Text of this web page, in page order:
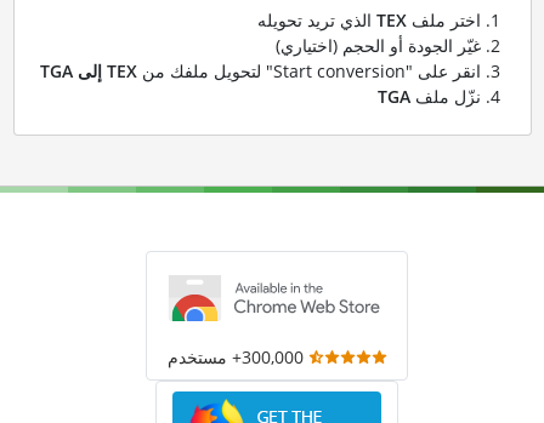
اختر ملف TEXالذي تريد تحويله
غيّر الجودة أو الحجم (اختياري)
انقر على "Start conversion" لتحويل ملفك من
TEX إلى TGA
نزّل ملف TGA
300,000+ مستخدم